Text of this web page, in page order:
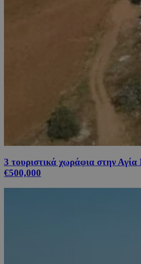
3 τουριστικά χωράφια στην
€500,000